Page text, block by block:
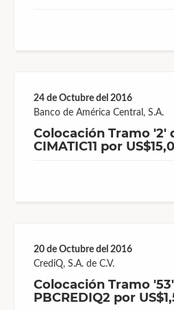
24 de Octubre del 2016
Banco de América Central, S.A.
Colocación Tramo '2'
CIMATIC11 por
20 de Octubre del 2016
CrediQ, S.A. de C.V.
Colocación Tramo
PBCREDIQ2 por